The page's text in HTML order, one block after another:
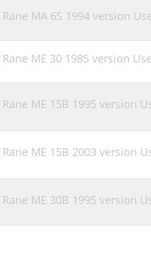
Rane MA 6S 1994 version
Rane ME 30 1985 version
Rane ME 15B 1995 version
Rane ME 15B 2003 version
Rane ME 30B 1995 version